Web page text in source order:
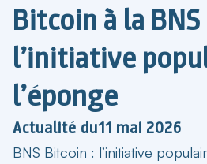
Bitcoin à la BNS
l’initiative
l’éponge
Actualité du11 mai 2026
BNS Bitcoin : l’initiative